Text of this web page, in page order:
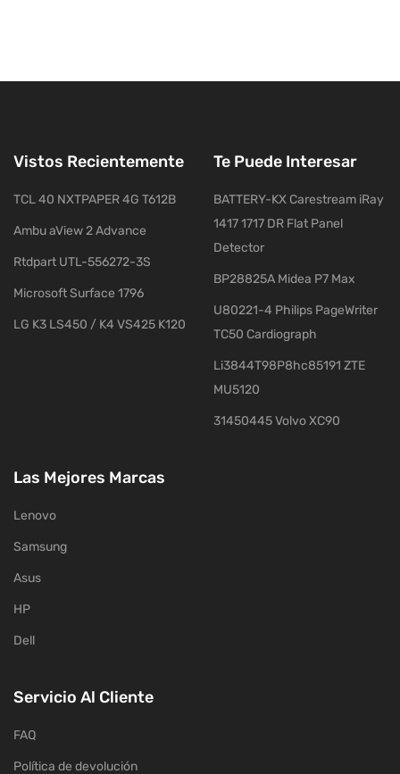
Vistos Recientemente
TCL 40 NXTPAPER 4G T612B
Ambu aView 2 Advance
Rtdpart UTL-556272-3S
Microsoft Surface 1796
LG K3 LS450 / K4 VS425 K120
Te Puede Interesar
BATTERY-KX Carestream iRay
1417 1717 DR Flat Panel
Detector
BP28825A Midea P7 Max
U80221-4 Philips PageWriter
TC50 Cardiograph
Li3844T98P8hc85191 ZTE
MU5120
31450445 Volvo XC90
Las Mejores Marcas
Lenovo
Samsung
Asus
HP
Dell
Servicio Al Cliente
FAQ
Política de devolución